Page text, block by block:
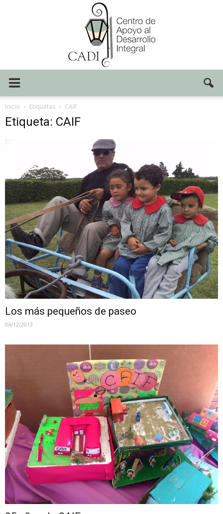
Inicio Etiquetas CAIF
Etiqueta: CAIF
Los más pequeños de paseo
04/12/2013